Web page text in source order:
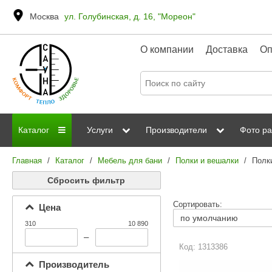
Москва ул. Голубинская, д. 16, "Мореон"
О компании Доставка
Каталог
Дровяные печи
Электрические печи
Услуги
Сауны
ИК сауны
Производители
Grandis
Kastor Sawo
Steam and Water
Фото
Главная / Каталог / Мебель для бани / Полки и вешалки /
Сбросить фильтр
Цена
310
–
10 890
Производитель
Сортировать:
Код: 1313386